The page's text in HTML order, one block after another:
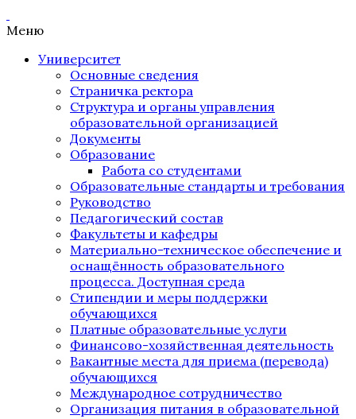
Меню
Университет
Основные сведения
Страничка ректора
Структура и органы управления
образовательной организацией
Документы
Образование
Работа со студентами
Образовательные стандарты и требования
Руководство
Педагогический состав
Факультеты и кафедры
Материально-техническое обеспечение и
оснащённость образовательного
процесса. Доступная среда
Стипендии и меры поддержки
обучающихся
Платные образовательные услуги
Финансово-хозяйственная деятельность
Вакантные места для приема (перевода)
обучающихся
Международное сотрудничество
Организация питания в образовательной